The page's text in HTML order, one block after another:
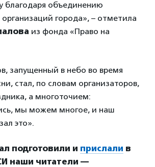
благодаря объединению
города», – отметила
из фонда «Право на
запущенный в небо во время
стал, по словам организаторов,
а многоточием:
мы можем многое, и наш
это».
подготовили и прислали в
наши читатели —